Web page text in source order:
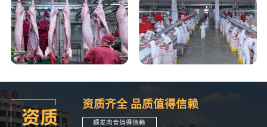
资质齐全 品质值得信赖
顺发肉食值得信赖